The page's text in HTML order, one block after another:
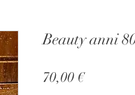
Beauty anni
70,00 €Prezzo